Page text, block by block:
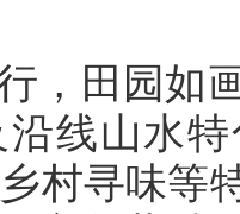
，田园如
线山水
村寻味等